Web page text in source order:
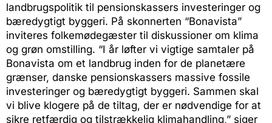
landbrugspolitik til pensionskassers investeringer og
bæredygtigt byggeri. På skonnerten “Bonavista”
inviteres folkemødegæster til diskussioner om klima
og grøn omstilling. “I år løfter vi vigtige samtaler på
Bonavista om et landbrug inden for de planetære
grænser, danske pensionskassers massive fossile
investeringer og bæredygtigt byggeri. Sammen skal
vi blive klogere på de tiltag, der er nødvendige for at
sikre retfærdig og tilstrækkelig klimahandling,” siger